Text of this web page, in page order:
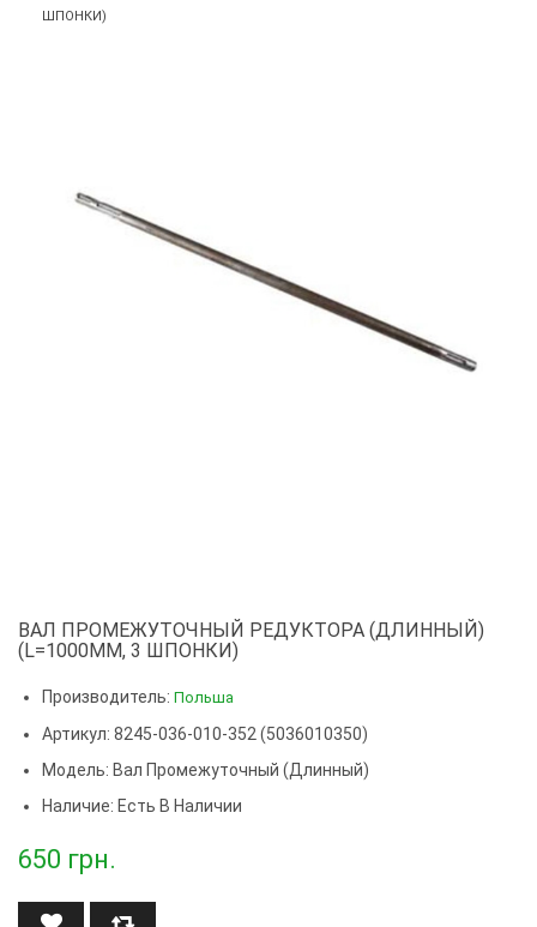
ШПОНКИ)
ВАЛ ПРОМЕЖУТОЧНЫЙ РЕДУКТОРА (ДЛИННЫЙ)
(L=1000ММ, 3 ШПОНКИ)
Производитель: Польша
Артикул: 8245-036-010-352 (5036010350)
Модель: Вал Промежуточный (длинный)
Наличие: Есть В Наличии
650 грн.